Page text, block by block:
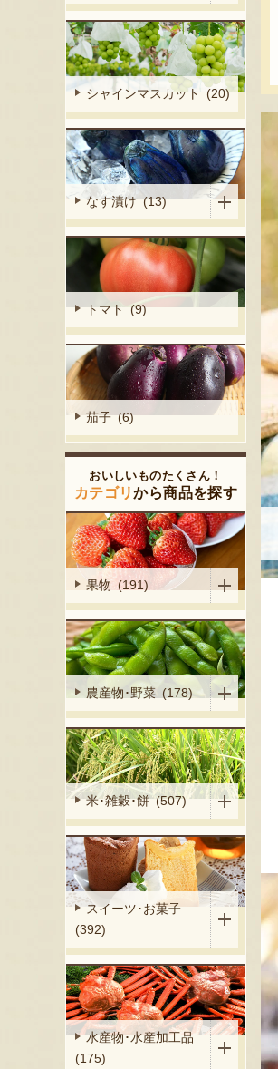
シャインマスカット (20)
なす漬け (13)
トマト (9)
茄子 (6)
おいしいものたくさん！
カテゴリから商品を探す
果物 (191)
農産物･野菜 (178)
米･雑穀･餅 (507)
スイーツ･お菓子
(392)
水産物･水産加工品
(175)